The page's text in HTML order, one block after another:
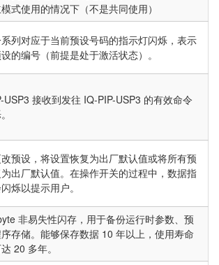
式使用的情况下（不是共同使用）
列对应于当前预设号码的指示灯闪烁，表示
的编号（前提是处于激活状态）。
USP3 接收到发往 IQ-PIP-USP3 的有效命令
预设，将设置恢复为出厂默认值或将所有预
出厂默认值。在操作开关的过程中，数据指
烁以提示用户。
非易失性闪存，用于备份运行时参数、预
存储。能够保存数据 10 年以上，使用寿命
20 多年。